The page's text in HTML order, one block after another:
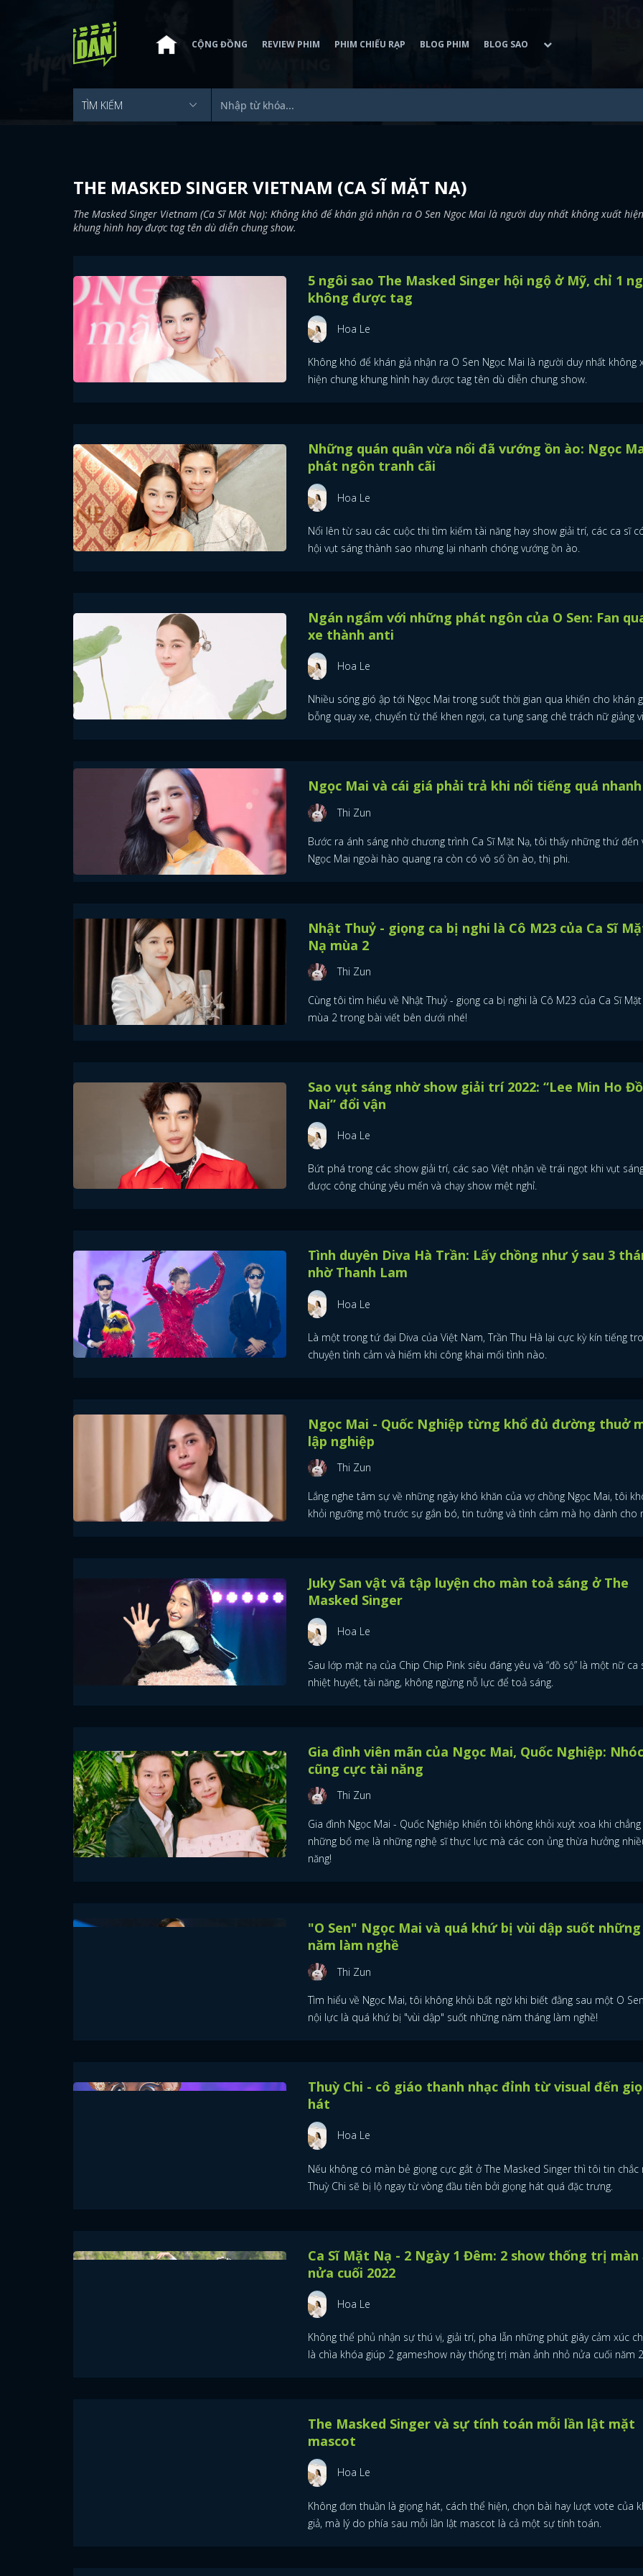
ĐĂNG NHẬP
CỘNG ĐỒNG REVIEW PHIM PHIM CHIẾU RẠP BLOG PHIM BLOG SAO
THE MASKED SINGER VIETNAM (CA SĨ MẶT NẠ)
The Masked Singer Vietnam (Ca Sĩ Mặt Nạ): Không khó để khán giả nhận ra O Sen Ngọc Mai là người duy nhất không xuất
khung hình hay được tag tên dù diễn chung show.
5 ngôi sao The Masked Singer hội ngộ ở Mỹ, chỉ 1
không được tag
Hoa Le
Không khó để khán giả nhận ra O Sen Ngọc Mai là người duy nhất không
hiện chung khung hình hay được tag tên dù diễn chung show.
Những quán quân vừa nổi đã vướng ồn ào: Ngọc
phát ngôn tranh cãi
Hoa Le
Nổi lên từ sau các cuộc thi tìm kiếm tài năng hay show giải trí, các ca sĩ
hội vụt sáng thành sao nhưng lại nhanh chóng vướng ồn ào.
Ngán ngẩm với những phát ngôn của O Sen: Fan
xe thành anti
Hoa Le
Nhiều sóng gió ập tới Ngọc Mai trong suốt thời gian qua khiến cho khán
bỗng quay xe, chuyển từ thế khen ngợi, ca tụng sang chê trách nữ giảng
Ngọc Mai và cái giá phải trả khi nổi tiếng quá nhanh
Thi Zun
Bước ra ánh sáng nhờ chương trình Ca Sĩ Mặt Nạ, tôi thấy những thứ đến
Ngọc Mai ngoài hào quang ra còn có vô số ồn ào, thị phi.
Nhật Thuỷ - giọng ca bị nghi là Cô M23 của Ca Sĩ
Nạ mùa 2
Thi Zun
Cùng tôi tìm hiểu về Nhật Thuỷ - giọng ca bị nghi là Cô M23 của Ca Sĩ
mùa 2 trong bài viết bên dưới nhé!
Sao vụt sáng nhờ show giải trí 2022: “Lee Min Ho
Nai” đổi vận
Hoa Le
Bứt phá trong các show giải trí, các sao Việt nhận về trái ngọt khi vụt
được công chúng yêu mến và chạy show mệt nghỉ.
Tình duyên Diva Hà Trần: Lấy chồng như ý sau 3
nhờ Thanh Lam
Hoa Le
Là một trong tứ đại Diva của Việt Nam, Trần Thu Hà lại cực kỳ kín tiếng
chuyện tình cảm và hiếm khi công khai mối tình nào.
Ngọc Mai - Quốc Nghiệp từng khổ đủ đường thuở
lập nghiệp
Thi Zun
Lắng nghe tâm sự về những ngày khó khăn của vợ chồng Ngọc Mai, tôi
khỏi ngưỡng mộ trước sự gắn bó, tin tưởng và tình cảm mà họ dành cho
Juky San vật vã tập luyện cho màn toả sáng ở The
Masked Singer
Hoa Le
Sau lớp mặt nạ của Chip Chip Pink siêu đáng yêu và “đồ sộ” là một nữ ca
nhiệt huyết, tài năng, không ngừng nỗ lực để toả sáng.
Gia đình viên mãn của Ngọc Mai, Quốc Nghiệp:
cũng cực tài năng
Thi Zun
Gia đình Ngọc Mai - Quốc Nghiệp khiến tôi không khỏi xuýt xoa khi chẳng
những bố mẹ là những nghệ sĩ thực lực mà các con ủng thừa hưởng
năng!
"O Sen" Ngọc Mai và quá khứ bị vùi dập suốt những
năm làm nghề
Thi Zun
Tìm hiểu về Ngọc Mai, tôi không khỏi bất ngờ khi biết đằng sau một O
nội lực là quá khứ bị "vùi dập" suốt những năm tháng làm nghề!
Thuỳ Chi - cô giáo thanh nhạc đỉnh từ visual đến
hát
Hoa Le
Nếu không có màn bẻ giọng cực gắt ở The Masked Singer thì tôi tin chắc
Thuỳ Chi sẽ bị lộ ngay từ vòng đầu tiên bởi giọng hát quá đặc trưng.
Ca Sĩ Mặt Nạ - 2 Ngày 1 Đêm: 2 show thống trị màn
nửa cuối 2022
Hoa Le
Không thể phủ nhận sự thú vị, giải trí, pha lẫn những phút giây cảm xúc
là chìa khóa giúp 2 gameshow này thống trị màn ảnh nhỏ nửa cuối năm
The Masked Singer và sự tính toán mỗi lần lật mặt
mascot
Hoa Le
Không đơn thuần là giọng hát, cách thể hiện, chọn bài hay lượt vote của
giả, mà lý do phía sau mỗi lần lật mascot là cả một sự tính toán.